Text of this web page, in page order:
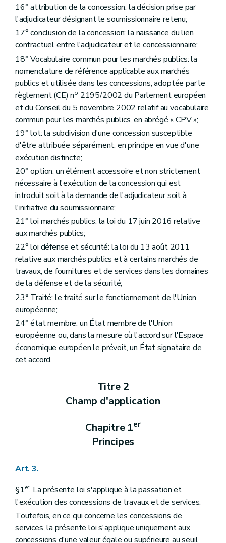
16° attribution de la concession: la décision prise par
l'adjudicateur désignant le soumissionnaire retenu;
17° conclusion de la concession: la naissance du lien
contractuel entre l'adjudicateur et le concessionnaire;
18° Vocabulaire commun pour les marchés publics: la
nomenclature de référence applicable aux marchés
publics et utilisée dans les concessions, adoptée par le
règlement (CE) no 2195/2002 du Parlement européen
et du Conseil du 5 novembre 2002 relatif au vocabulaire
commun pour les marchés publics, en abrégé « CPV »;
19° lot: la subdivision d'une concession susceptible
d'être attribuée séparément, en principe en vue d'une
exécution distincte;
20° option: un élément accessoire et non strictement
nécessaire à l'exécution de la concession qui est
introduit soit à la demande de l'adjudicateur soit à
l'initiative du soumissionnaire;
21° loi marchés publics: la loi du 17 juin 2016 relative
aux marchés publics;
22° loi défense et sécurité: la loi du 13 août 2011
relative aux marchés publics et à certains marchés de
travaux, de fournitures et de services dans les domaines
de la défense et de la sécurité;
23° Traité: le traité sur le fonctionnement de l'Union
européenne;
24° état membre: un État membre de l'Union
européenne ou, dans la mesure où l'accord sur l'Espace
économique européen le prévoit, un État signataire de
cet accord.
Titre 2
Champ d'application
Chapitre 1er
Principes
Art. 3.
§1er. La présente loi s'applique à la passation et
l'exécution des concessions de travaux et de services.
Toutefois, en ce qui concerne les concessions de
services, la présente loi s'applique uniquement aux
concessions d'une valeur égale ou supérieure au seuil